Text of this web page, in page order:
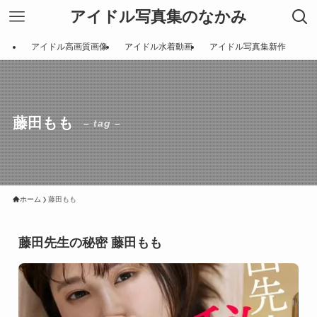
アイドル写真集のなかみ
アイドル高画質画像 アイドル水着動画 アイドル写真集新作
藤田もも – tag –
ホーム 藤田もも
藤田先生の秘密 藤田もも